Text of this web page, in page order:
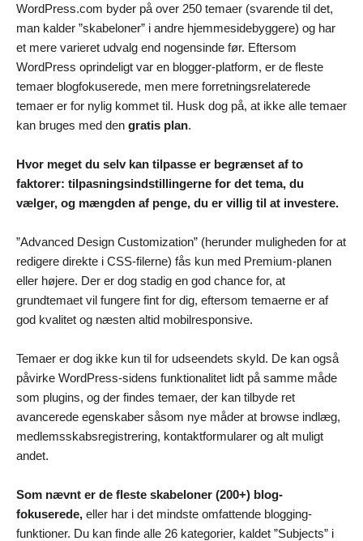
WordPress.com byder på over 250 temaer (svarende til det,
man kalder ”skabeloner” i andre hjemmesidebyggere) og har
et mere varieret udvalg end nogensinde før. Eftersom
WordPress oprindeligt var en blogger-platform, er de fleste
temaer blogfokuserede, men mere forretningsrelaterede
temaer er for nylig kommet til. Husk dog på, at ikke alle temaer
kan bruges med den gratis plan.
Hvor meget du selv kan tilpasse er begrænset af to
faktorer: tilpasningsindstillingerne for det tema, du
vælger, og mængden af penge, du er villig til at investere.
”Advanced Design Customization” (herunder muligheden for at
redigere direkte i CSS-filerne) fås kun med Premium-planen
eller højere. Der er dog stadig en god chance for, at
grundtemaet vil fungere fint for dig, eftersom temaerne er af
god kvalitet og næsten altid mobilresponsive.
Temaer er dog ikke kun til for udseendets skyld. De kan også
påvirke WordPress-sidens funktionalitet lidt på samme måde
som plugins, og der findes temaer, der kan tilbyde ret
avancerede egenskaber såsom nye måder at browse indlæg,
medlemsskabsregistrering, kontaktformularer og alt muligt
andet.
Som nævnt er de fleste skabeloner (200+) blog-
fokuserede, eller har i det mindste omfattende blogging-
funktioner. Du kan finde alle 26 kategorier, kaldet ”Subjects” i